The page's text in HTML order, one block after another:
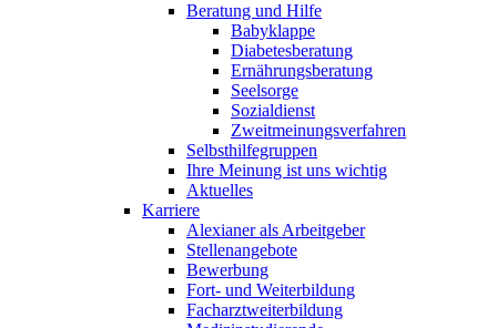
Beratung und Hilfe
Babyklappe
Diabetesberatung
Ernährungsberatung
Seelsorge
Sozialdienst
Zweitmeinungsverfahren
Selbsthilfegruppen
Ihre Meinung ist uns wichtig
Aktuelles
Karriere
Alexianer als Arbeitgeber
Stellenangebote
Bewerbung
Fort- und Weiterbildung
Facharztweiterbildung